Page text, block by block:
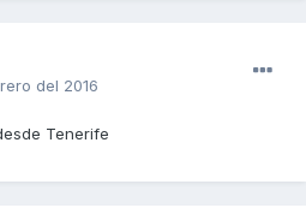
del 2016
Tenerife